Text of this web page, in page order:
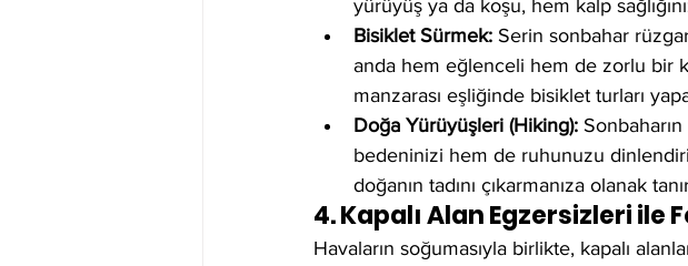
yürüyüş ya da koşu, hem kalp
Bisiklet Sürmek: Serin sonbahar
anda hem eğlenceli hem de zorlu bir
manzarası eşliğinde bisiklet turları
Doğa Yürüyüşleri (Hiking): Sonbaharın
bedeninizi hem de ruhunuzu
doğanın tadını çıkarmanıza olanak
4. Kapalı Alan Egzersizleri ile
Havaların soğumasıyla birlikte, kapalı